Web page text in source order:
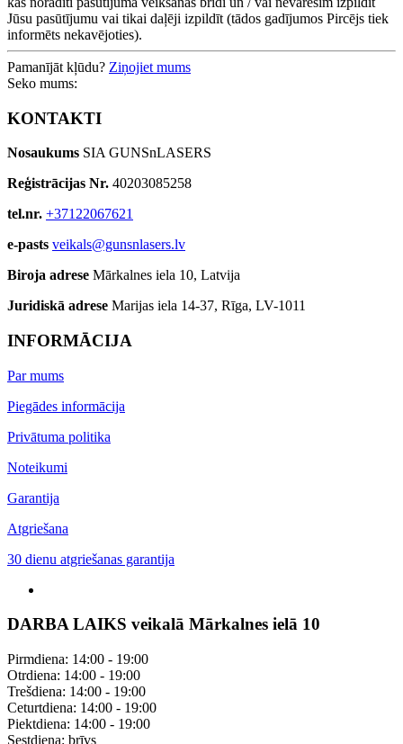
Jūsu pasūtījumu vai tikai daļēji izpildīt (tādos gadījumos Pircējs tiek
informēts nekavējoties).
Pamanījāt kļūdu? Ziņojiet mums
Seko mums:
KONTAKTI
Nosaukums SIA GUNSnLASERS
Reģistrācijas Nr. 40203085258
tel.nr. +37122067621
e-pasts veikals@gunsnlasers.lv
Biroja adrese Mārkalnes iela 10, Latvija
Juridiskā adrese Marijas iela 14-37, Rīga, LV-1011
INFORMĀCIJA
Par mums
Piegādes informācija
Privātuma politika
Noteikumi
Garantija
Atgriešana
30 dienu atgriešanas garantija
DARBA LAIKS veikalā Mārkalnes ielā 10
Pirmdiena: 14:00 - 19:00
Otrdiena: 14:00 - 19:00
Trešdiena: 14:00 - 19:00
Ceturtdiena: 14:00 - 19:00
Piektdiena: 14:00 - 19:00
Sestdiena: brīvs